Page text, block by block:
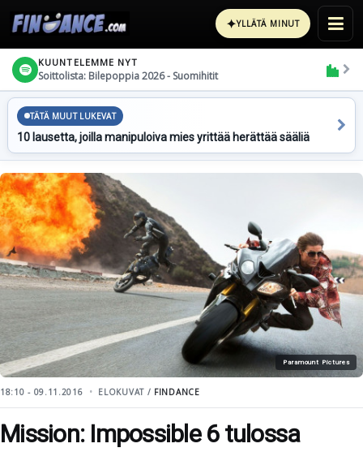
✦YLLÄTÄ MINUT
KUUNTELEMME NYT
Soittolista: Bilepoppia 2026 - Suomihitit
TÄTÄ MUUT LUKEVAT
10 lausetta, joilla manipuloiva mies yrittää herättää sääliä
Paramount Pictures
18:10 - 09.11.2016 ELOKUVAT / FINDANCE
Mission: Impossible 6 tulossa